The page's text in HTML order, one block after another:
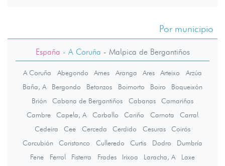
Por municipio
España - A Coruña - Malpica de Bergantiños
A Coruña Abegondo Ames Aranga Ares Arteixo
Arzúa
Baña, A
Bergondo Betanzos Boimorto Boiro
Boqueixón
Brión
Cabana de Bergantiños Cabanas
Camariñas
Cambre
Capela, A Carballo Cariño Carnota
Carral
Cedeira
Cee Cerceda Cerdido Cesuras
Coirós
Corcubión
Coristanco Culleredo Curtis Dodro
Dumbría
Fene
Ferrol Fisterra Frades Irixoa Laracha, A
Laxe